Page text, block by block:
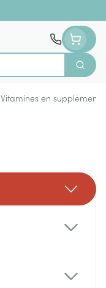
Zoek
Vitamines en